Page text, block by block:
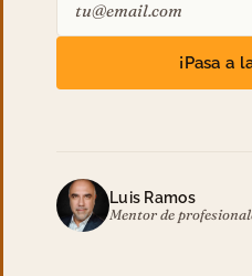
¡Pasa a
Luis Ramos
Mentor de